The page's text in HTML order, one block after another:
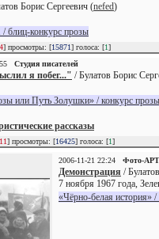
Борис Сергеевич (nefed)
блиц-конкурс прозы
4] просмотры: [15871] голоса: [1]
Студия писателей
я побег..." / Булатов Борис
или Путь Золушки» / конкурс прозы
рассказы
11] просмотры: [16425] голоса: [1]
2006-11-21 22:24 Фото-АРТ
Демонстрация /
7 ноября 1967 года,
«Чёрно-белая история»